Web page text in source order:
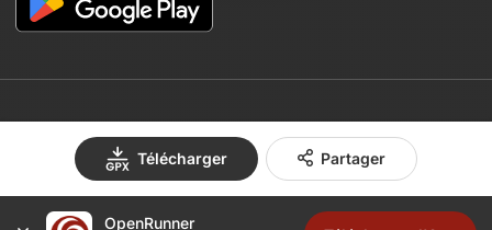
Télécharger Partager
Créez un compte
OpenRunner